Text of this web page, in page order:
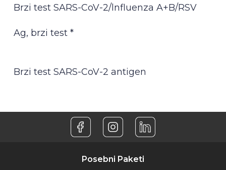
Brzi test SARS-CoV-2/lnfluenza A+B/RSV
Ag, brzi test *
Brzi test SARS-CoV-2 antigen
Posebni Paketi